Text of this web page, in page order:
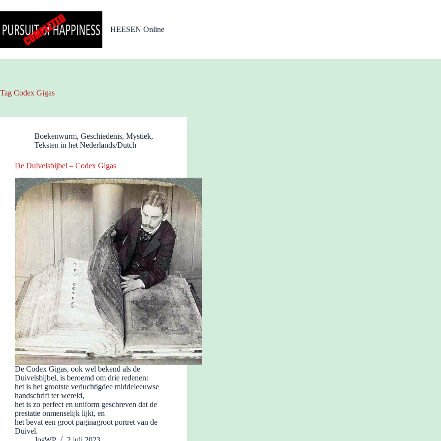
naar
inhoud
HEESEN Online
Tag Codex Gigas
Boekenwurm, Geschiedenis, Mystiek,
Teksten in het Nederlands/Dutch
De Duivelsbijbel – Codex Gigas
De Codex Gigas, ook wel bekend als de
Duivelsbijbel, is beroemd om drie redenen:
het is het grootste verluchtigdee middeleeuwse
handschrift ter wereld,
het is zo perfect en uniform geschreven dat de
prestatie onmenselijk lijkt, en
het bevat een groot paginagroot portret van de
Duivel.